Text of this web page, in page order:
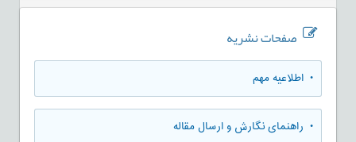
صفحات نشریه
• اطلاعیه مهم
• راهنمای نگارش و ارسال مقاله